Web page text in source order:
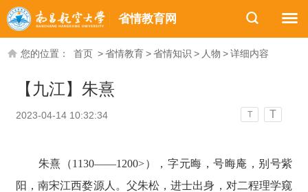
省情教育网
您的位置： 首页 >省情教育>省情知识 > 人物 >详细内容
【九江】朱熹
2023-04-14 10:32:34 T T
朱熹（1130——1200>），字元晦，号晦庵，别号紫
阳，南宋江西婺源人。父朱松，进士出身，对二程理学窥